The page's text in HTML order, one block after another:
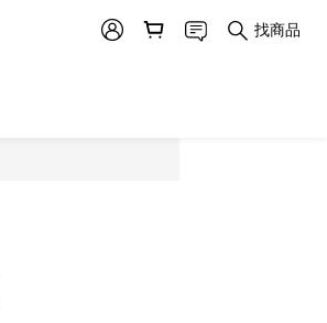
找商品